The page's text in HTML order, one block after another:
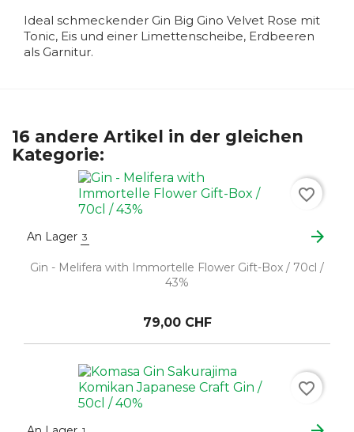
Ideal schmeckender Gin Big Gino Velvet Rose mit
Tonic, Eis und einer Limettenscheibe, Erdbeeren
als Garnitur.
16 andere Artikel in der gleichen
Kategorie:
An Lager 3 arrow_forward
Gin - Melifera with Immortelle Flower Gift-Box / 70cl /
43%
79,00 CHF
favorite_border
favorite_border